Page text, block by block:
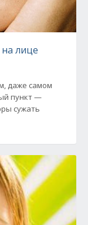
лице
даже самом
пункт —
сужать